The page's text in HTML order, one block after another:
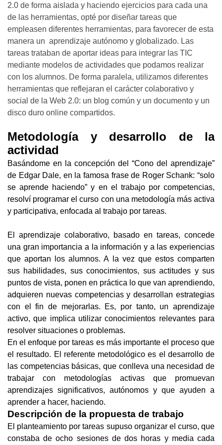
2.0 de forma aislada y haciendo ejercicios para cada una
de las herramientas, opté por diseñar tareas que
empleasen diferentes herramientas, para favorecer de esta
manera un  aprendizaje autónomo y globalizado. Las
tareas trataban de aportar ideas para integrar las TIC
mediante modelos de actividades que podamos realizar
con los alumnos. De forma paralela, utilizamos diferentes
herramientas que reflejaran el carácter colaborativo y
social de la Web 2.0: un blog común y un documento y un
disco duro online compartidos.
Metodología y desarrollo de la
actividad
Basándome en la concepción del “Cono del aprendizaje”
de Edgar Dale, en la famosa frase de Roger Schank: “solo
se aprende haciendo” y en el trabajo por competencias,
resolví programar el curso con una metodología más activa
y participativa, enfocada al trabajo por tareas.
El aprendizaje colaborativo, basado en tareas, concede
una gran importancia a la información y a las experiencias
que aportan los alumnos. A la vez que estos comparten
sus habilidades, sus conocimientos, sus actitudes y sus
puntos de vista, ponen en práctica lo que van aprendiendo,
adquieren nuevas competencias y desarrollan estrategias
con el fin de mejorarlas. Es, por tanto, un aprendizaje
activo, que implica utilizar conocimientos relevantes para
resolver situaciones o problemas.
En el enfoque por tareas es más importante el proceso que
el resultado. El referente metodológico es el desarrollo de
las competencias básicas, que conlleva una necesidad de
trabajar con metodologías activas que promuevan
aprendizajes significativos, autónomos y que ayuden a
aprender a hacer, haciendo.
Descripción de la propuesta de trabajo
El planteamiento por tareas supuso organizar el curso, que
constaba de ocho sesiones de dos horas y media cada